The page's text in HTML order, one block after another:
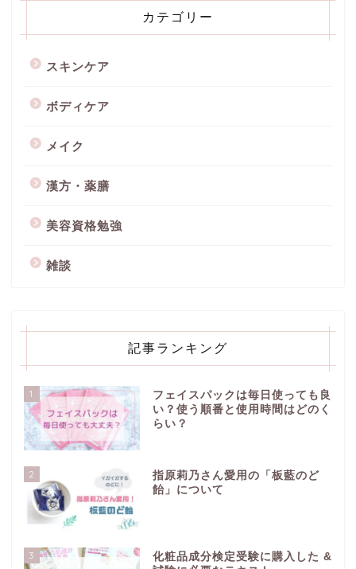
カテゴリー
スキンケア
ボディケア
メイク
漢方・薬膳
美容資格勉強
雑談
記事ランキング
1
フェイスパックは毎日使っても良
い？使う順番と使用時間はどのく
らい？
2
指原莉乃さん愛用の「板藍のど
飴」について
3
化粧品成分検定受験に購入した &